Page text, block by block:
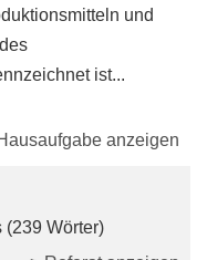
und
ist...
anzeigen
(239 Wörter)